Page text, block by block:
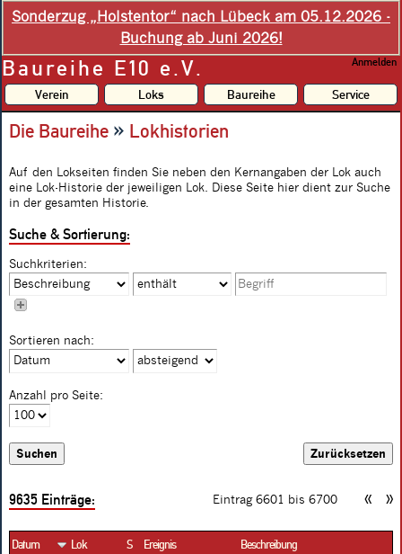
Sonderzug „Holstentor“ nach Lübeck am 05.12.2026 -
Buchung ab Juni 2026!
Baureihe E10 e.V. Anmelden
Verein Loks Baureihe Service
Die Baureihe » Lokhistorien
Auf den Lokseiten finden Sie neben den Kernangaben der Lok auch
eine Lok-Historie der jeweiligen Lok. Diese Seite hier dient zur Suche
in der gesamten Historie.
Suche & Sortierung:
Suchkriterien:
Sortieren nach:
Anzahl pro Seite:
9635 Einträge: Eintrag 6601 bis 6700 « »
Datum Lok S Ereignis Beschreibung